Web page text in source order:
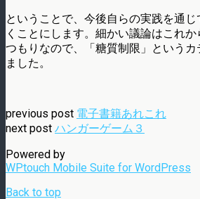
ということで、今後自らの実践を通
くことにします。細かい議論はこれか
つもりなので、「糖質制限」という
ました。
previous post 電子書籍あれこれ
next post ハンガーゲーム３
Powered by
WPtouch Mobile Suite for WordPress
Back to top